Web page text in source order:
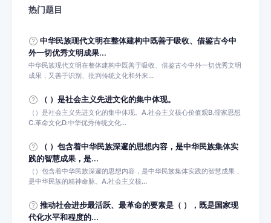
热门题目
中华民族现代文明在整体建构中既善于吸收、借鉴古今中
外一切优秀文明成果...
中华民族现代文明在整体建构中既善于吸收、借鉴古今中外一切优秀文明
成果，又善于识别、批判传统文化和外来...
（ ）是社会主义先进文化的集中体现。
（）是社会主义先进文化的集中体现。A.社会主义核心价值观B.儒家思想
C.革命文化D.中华优秀传统文化...
（ ）包含着中华民族深邃的思想内容，是中华民族集体实
践的智慧成果，是...
（）包含着中华民族深邃的思想内容，是中华民族集体实践的智慧成果，
是中华民族的精神命脉。A.社会主义核...
推动社会进步最活跃、最革命的要素是（ ），既是国家现
代化水平和程度的...